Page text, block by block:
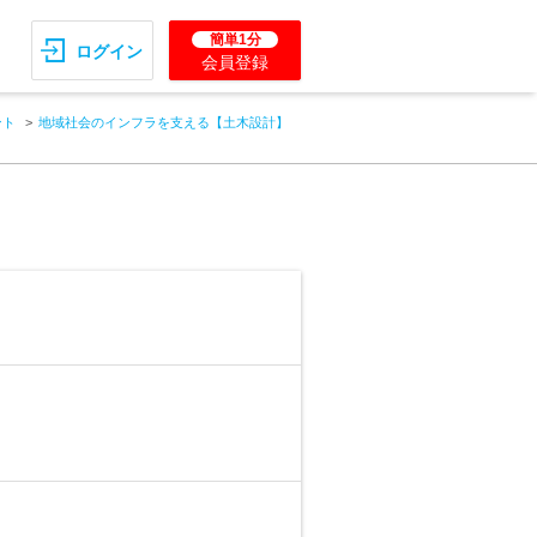
ログイン
簡単1分
会員登録
地域社会のインフラを支える【土木設計】